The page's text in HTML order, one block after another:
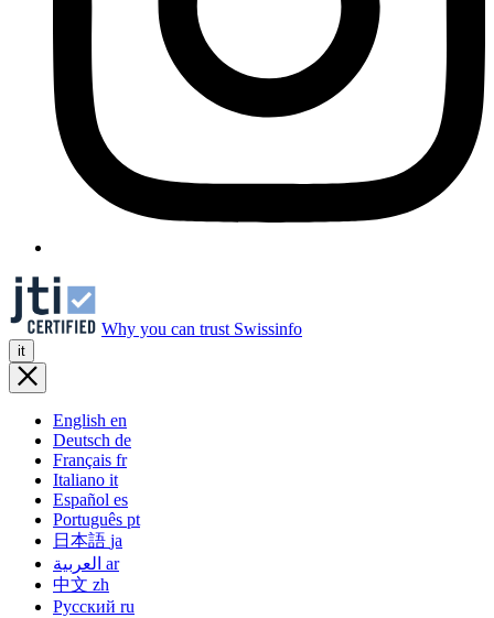
Why you can trust Swissinfo
it
English en
Deutsch de
Français fr
Italiano it
Español es
Português pt
日本語 ja
ar
中文 zh
Русский ru